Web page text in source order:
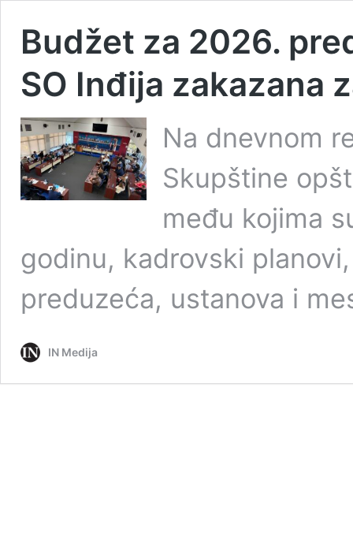
Budžet za 2026.
SO Inđija zakazana
Na dnevnom
Skupštine
među kojima
godinu, kadrovski
preduzeća, ustanova i
IN Medija